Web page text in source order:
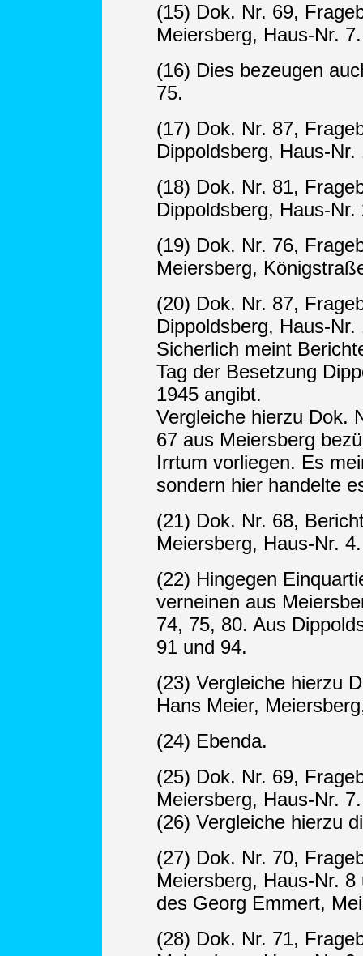
(15) Dok. Nr. 69,
Meiersberg, Haus-Nr. 7.
(16) Dies bezeugen
75.
(17) Dok. Nr. 87,
Dippoldsberg, Haus-Nr.
(18) Dok. Nr. 81,
Dippoldsberg, Haus-Nr.
(19) Dok. Nr. 76,
Meiersberg,
(20) Dok. Nr. 87,
Dippoldsberg, Haus-Nr.
Sicherlich meint
Tag der Besetzung
1945 angibt.
Vergleiche hierzu Dok.
67 aus Meiersberg
Irrtum vorliegen. Es
sondern hier handelte
(21) Dok. Nr. 68,
Meiersberg, Haus-Nr. 4.
(22) Hingegen
verneinen aus
74, 75, 80. Aus
91 und 94.
(23) Vergleiche hierzu
Hans Meier,
(24) Ebenda.
(25) Dok. Nr. 69,
Meiersberg, Haus-Nr. 7.
(26) Vergleiche hierzu
(27) Dok. Nr. 70,
Meiersberg, Haus-Nr.
des Georg Emmert,
(28) Dok. Nr. 71,